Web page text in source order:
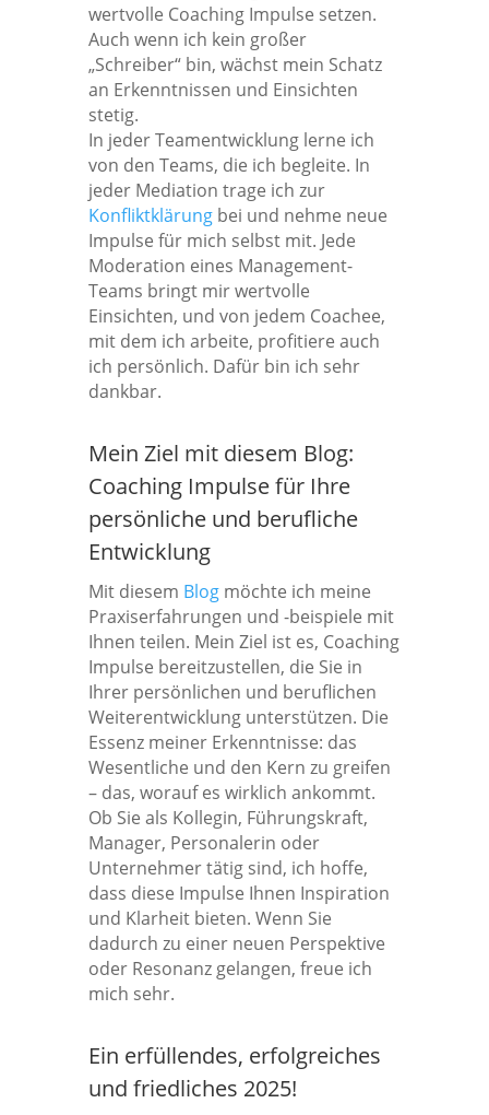
wertvolle Coaching Impulse setzen.
Auch wenn ich kein großer
„Schreiber“ bin, wächst mein Schatz
an Erkenntnissen und Einsichten
stetig.
In jeder Teamentwicklung lerne ich
von den Teams, die ich begleite. In
jeder Mediation trage ich zur
Konfliktklärungbei und nehme neue
Impulse für mich selbst mit. Jede
Moderation eines Management-
Teams bringt mir wertvolle
Einsichten, und von jedem Coachee,
mit dem ich arbeite, profitiere auch
ich persönlich. Dafür bin ich sehr
dankbar.
Mein Ziel mit diesem Blog:
Coaching Impulse für Ihre
persönliche und berufliche
Entwicklung
Mit diesem Blogmöchte ich meine
Praxiserfahrungen und -beispiele mit
Ihnen teilen. Mein Ziel ist es, Coaching
Impulse bereitzustellen, die Sie in
Ihrer persönlichen und beruflichen
Weiterentwicklung unterstützen. Die
Essenz meiner Erkenntnisse: das
Wesentliche und den Kern zu greifen
– das, worauf es wirklich ankommt.
Ob Sie als Kollegin, Führungskraft,
Manager, Personalerin oder
Unternehmer tätig sind, ich hoffe,
dass diese Impulse Ihnen Inspiration
und Klarheit bieten. Wenn Sie
dadurch zu einer neuen Perspektive
oder Resonanz gelangen, freue ich
mich sehr.
Ein erfüllendes, erfolgreiches
und friedliches 2025!